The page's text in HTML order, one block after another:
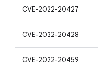
CVE-2022-20427
CVE-2022-20428
CVE-2022-20459